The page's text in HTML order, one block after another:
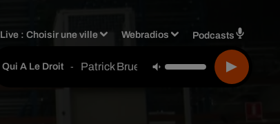
Live :Choisir une ville Webradios Podcasts
Qui A Le Droit - Patrick Bruel